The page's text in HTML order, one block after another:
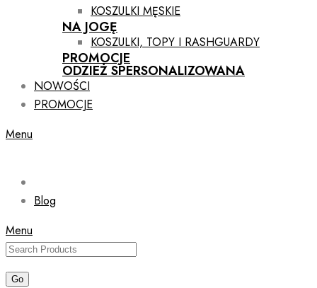
KOSZULKI MĘSKIE
NA JOGĘ
KOSZULKI, TOPY I RASHGUARDY
PROMOCJE
ODZIEŻ SPERSONALIZOWANA
NOWOŚCI
PROMOCJE
Menu
Blog
Menu